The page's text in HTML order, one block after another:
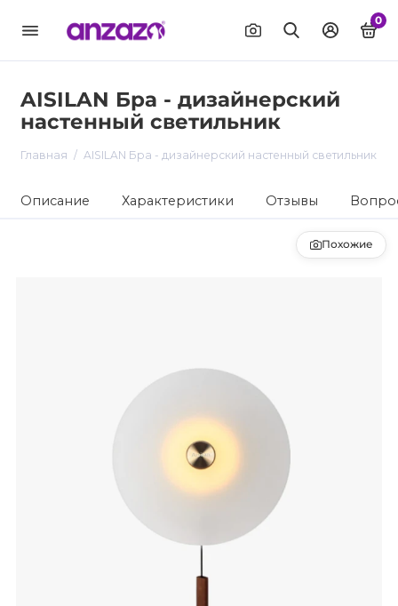
0
AISILAN Бра - дизайнерский
настенный светильник
Главная AISILAN Бра - дизайнерский настенный светильник
Описание Характеристики Отзывы
Похожие